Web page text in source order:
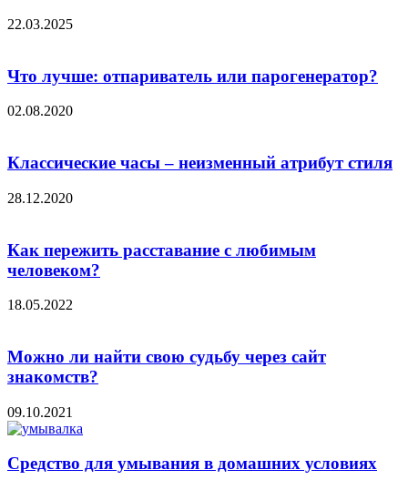
22.03.2025
Что лучше: отпариватель или парогенератор?
02.08.2020
Классические часы – неизменный атрибут стиля
28.12.2020
Как пережить расставание с любимым
человеком?
18.05.2022
Можно ли найти свою судьбу через сайт
знакомств?
09.10.2021
Средство для умывания в домашних условиях